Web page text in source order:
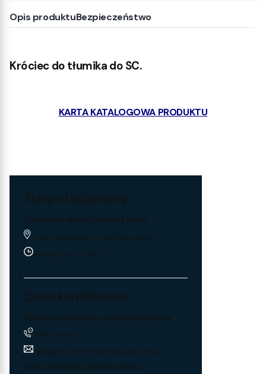
Opis produktuBezpieczeństwo
Króciec do tłumika do SC.
KARTA KATALOGOWA PRODUKTU
Sklep stacjonarny
Lokalizacja sklepu i godziny pracy
Trakt Lubelski 195, 04-667 Warszawa
Pon-pt: 8:00 - 17:00
Dane kontaktowe
Obsługa zamówień, zapytania ofertowe
884 024 451
sklep@hurtownia-wentylacyjna.com.pl
Dział techniczny, dobór towaru